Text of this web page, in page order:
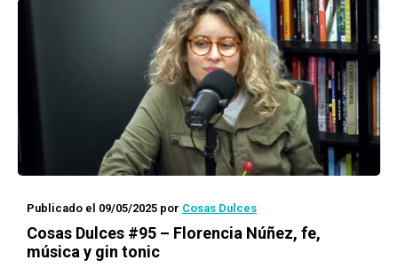
Publicado el 09/05/2025 por Cosas Dulces
Cosas Dulces #95 – Florencia Núñez, fe,
música y gin tonic